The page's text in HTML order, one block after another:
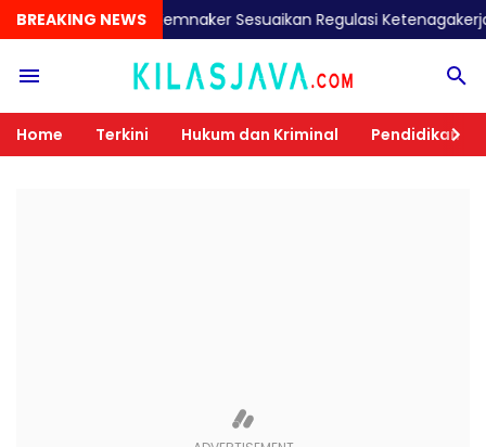
BREAKING NEWS
Kemnaker Sesuaikan Regulasi Ketenagakerjaan Hadapi
Home Terkini Hukum dan Kriminal Pendidikan